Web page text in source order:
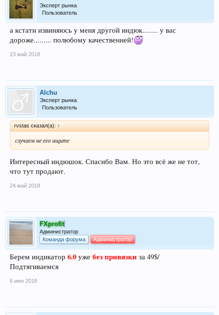
Эксперт рынка
Пользователь
а кстати извиняюсь у меня другой индюк........ у вас
дороже......... полюбому качественней!
23 май 2018
Alchu
Эксперт рынка
Пользователь
rvstas сказал(а): ↑
случаем не его ищите
Интересный индюшок. Спасибо Вам. Но это всё же не тот,
что тут продают.
24 май 2018
FXprofit
Администратор
Команда форума
Администратор
Берем индикатор 6.0 уже без привязки за 49$/
Подтягиваемся
6 июн 2018